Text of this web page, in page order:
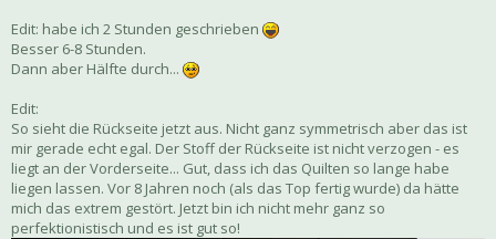
Edit: habe ich 2 Stunden geschrieben
Besser 6-8 Stunden.
Dann aber Hälfte durch...
Edit:
So sieht die Rückseite jetzt aus. Nicht ganz symmetrisch aber das ist
mir gerade echt egal. Der Stoff der Rückseite ist nicht verzogen - es
liegt an der Vorderseite... Gut, dass ich das Quilten so lange habe
liegen lassen. Vor 8 Jahren noch (als das Top fertig wurde) da hätte
mich das extrem gestört. Jetzt bin ich nicht mehr ganz so
perfektionistisch und es ist gut so!